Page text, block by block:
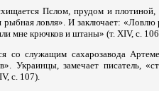
Пслом, прудом и
рыбная ловля». И заключает:
мне крючков и штаны» (т. XIV, с.
со служащим сахарозавода
Украинцы, замечает писатель,
с. 107).